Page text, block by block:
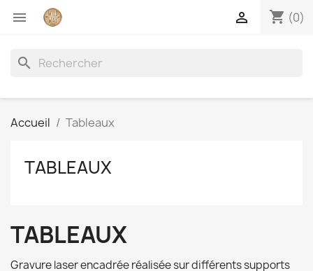
 shopping_cart (0)

search
Accueil Tableaux
TABLEAUX
TABLEAUX
Gravure laser encadrée réalisée sur différents supports